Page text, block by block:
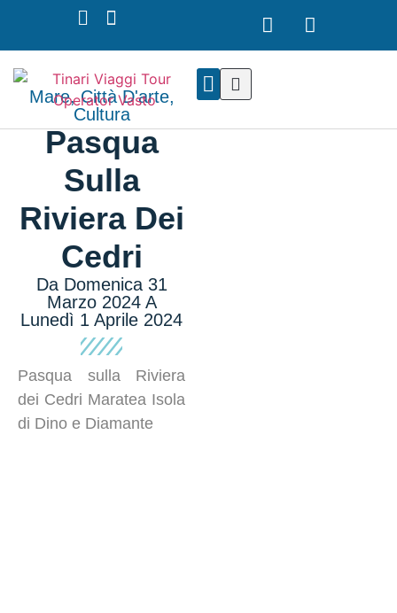
Mare,Città D'arte,
Cultura
Pasqua
Sulla
Riviera Dei
Cedri
Da Domenica 31
Marzo 2024 A
Lunedì 1 Aprile 2024
Pasqua sulla Riviera
dei Cedri Maratea Isola
di Dino e Diamante